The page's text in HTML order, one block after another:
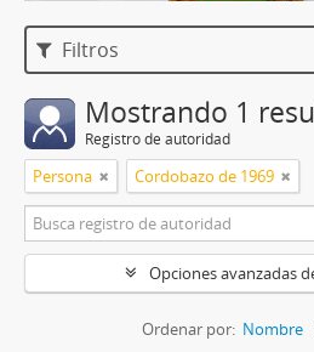
Filtros
Mostrando 1
Registro de autoridad
Persona Cordobazo de 1969
Opciones avanzadas
Ordenar por: Nombre